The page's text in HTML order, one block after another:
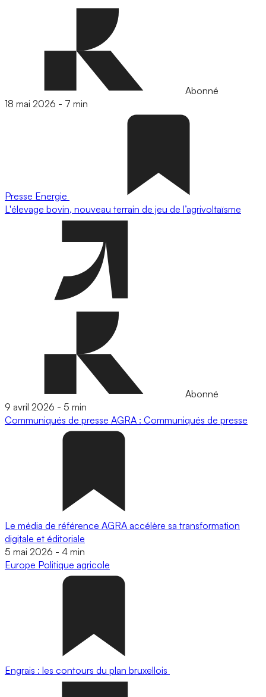
Abonné
18 mai 2026 - 7 min
Presse Energie
L'élevage bovin, nouveau terrain de jeu de l’agrivoltaïsme
Abonné
9 avril 2026 - 5 min
Communiqués de presse AGRA : Communiqués de presse
Le média de référence AGRA accélère sa transformation
digitale et éditoriale
5 mai 2026 - 4 min
Europe Politique agricole
Engrais : les contours du plan bruxellois